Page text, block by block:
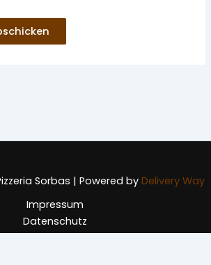
Sorbas | Powered by Delivery Way
Impressum
Datenschutz